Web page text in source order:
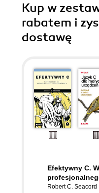
Kup w
rabatem i
dostawę
Efektywny C.
Robert C. Seacord